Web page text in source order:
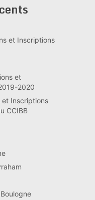
et Inscriptions
et
2020
et Inscriptions
CCIBB